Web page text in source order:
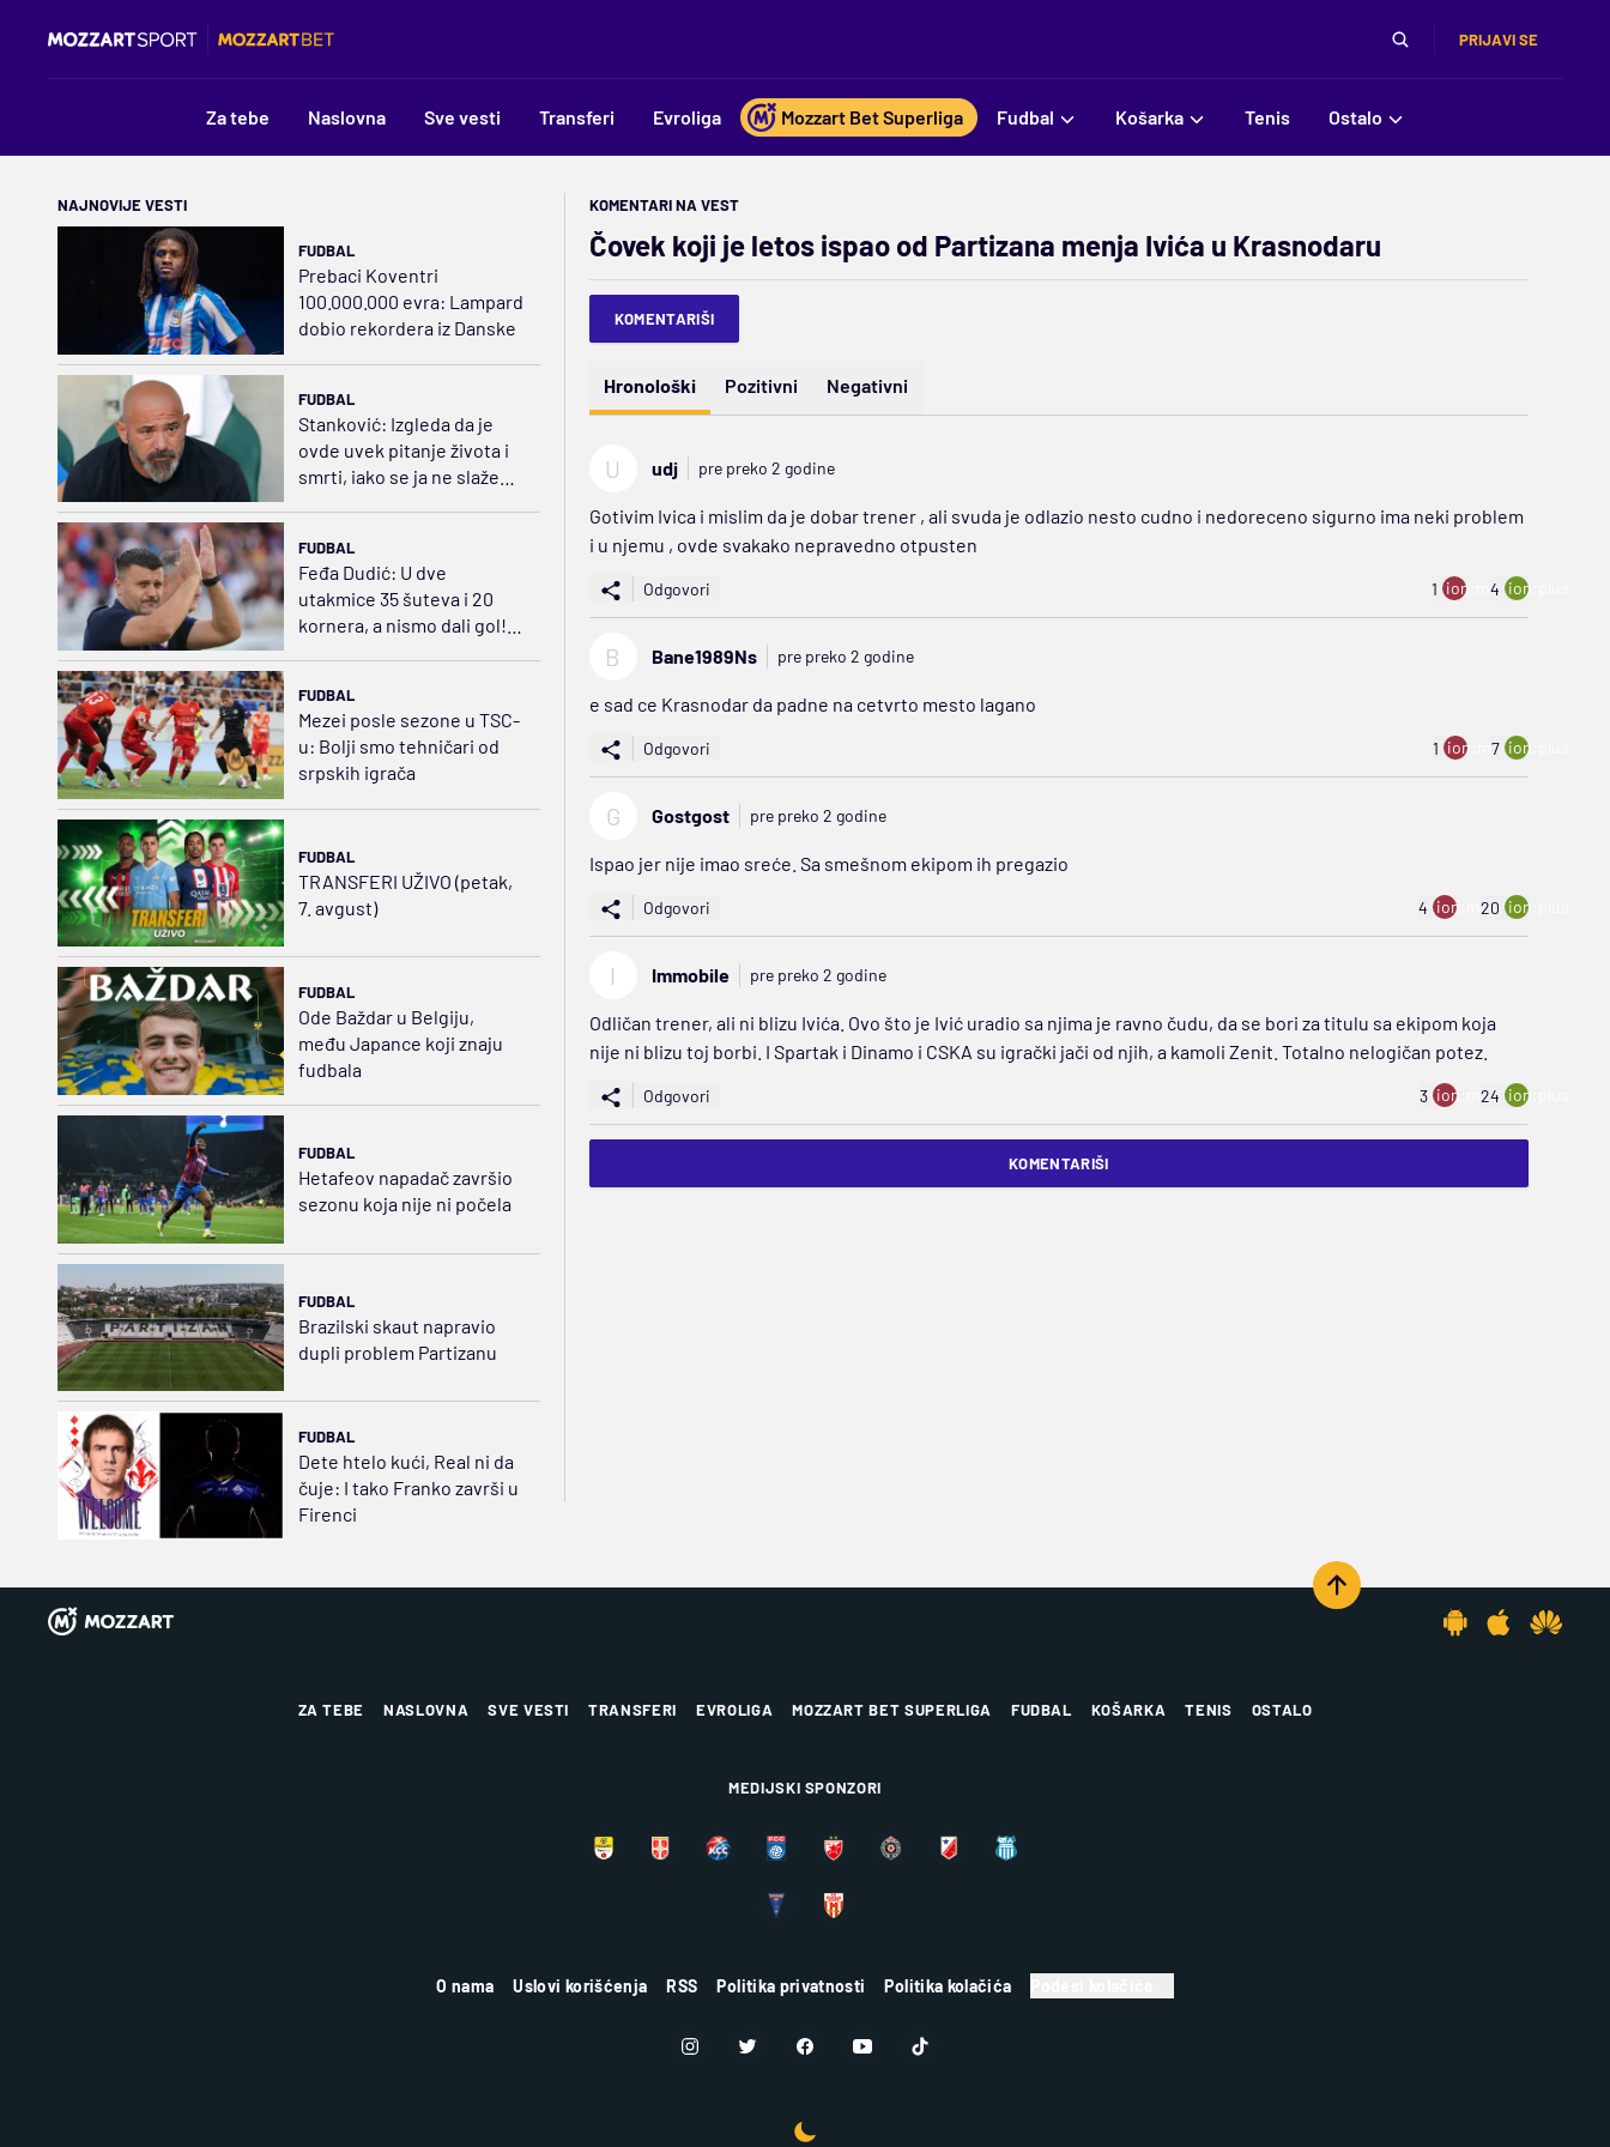
PRIJAVI SE
Za tebe Naslovna Sve vesti Transferi Evroliga Mozzart Bet Superliga Fudbal Košarka Tenis Ostalo
NAJNOVIJE VESTI
FUDBAL
Prebaci Koventri
100.000.000 evra: Lampard
dobio rekordera iz Danske
FUDBAL
Stanković: Izgleda da je
ovde uvek pitanje života i
smrti, iako se ja ne slažem
FUDBAL
Feđa Dudić: U dve
utakmice 35 šuteva i 20
kornera, a nismo dali gol!
FUDBAL
Mezei posle sezone u TSC-
u: Bolji smo tehničari od
srpskih igrača
FUDBAL
TRANSFERI UŽIVO (petak,
7. avgust)
FUDBAL
Ode Baždar u Belgiju,
među Japance koji znaju
fudbala
FUDBAL
Hetafeov napadač završio
sezonu koja nije ni počela
FUDBAL
Brazilski skaut napravio
dupli problem Partizanu
FUDBAL
Dete htelo kući, Real ni da
čuje: I tako Franko završi u
Firenci
KOMENTARI NA VEST
Čovek koji je letos ispao od Partizana menja Ivića u Krasnodaru
KOMENTARIŠI
Hronološki Pozitivni Negativni
U udj pre preko 2 godine
Gotivim Ivica i mislim da je dobar trener , ali svuda je odlazio nesto cudno i nedoreceno sigurno ima neki problem
i u njemu , ovde svakako nepravedno otpusten
Odgovori 1 ion:minus
4 ion:plus
B Bane1989Ns pre preko 2 godine
e sad ce Krasnodar da padne na cetvrto mesto lagano
Odgovori 1 ion:minus
7 ion:plus
G Gostgost pre preko 2 godine
Ispao jer nije imao sreće. Sa smešnom ekipom ih pregazio
Odgovori 4 ion:minus
20 ion:plus
I Immobile pre preko 2 godine
Odličan trener, ali ni blizu Ivića. Ovo što je Ivić uradio sa njima je ravno čudu, da se bori za titulu sa ekipom koja
nije ni blizu toj borbi. I Spartak i Dinamo i CSKA su igrački jači od njih, a kamoli Zenit. Totalno nelogičan potez.
Odgovori 3 ion:minus
24 ion:plus
KOMENTARIŠI
ZA TEBE NASLOVNA SVE VESTI TRANSFERI EVROLIGA MOZZART BET SUPERLIGA FUDBAL KOŠARKA TENIS OSTALO
MEDIJSKI SPONZORI
O nama Uslovi korišćenja RSS Politika privatnosti Politika kolačića